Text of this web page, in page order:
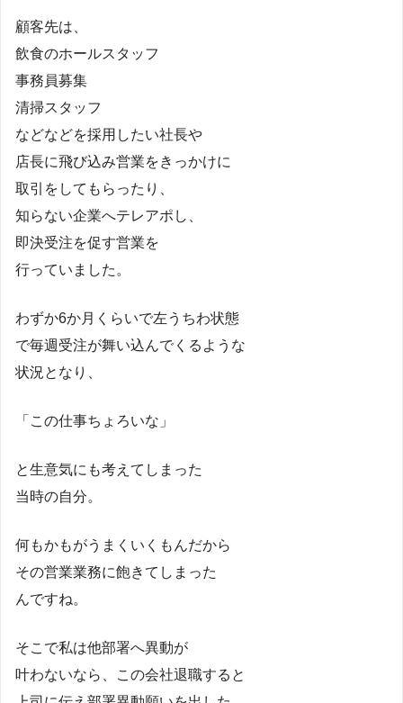
顧客先は、
飲食のホールスタッフ
事務員募集
清掃スタッフ
などなどを採用したい社長や
店長に飛び込み営業をきっかけに
取引をしてもらったり、
知らない企業へテレアポし、
即決受注を促す営業を
行っていました。
わずか6か月くらいで左うちわ状態
で毎週受注が舞い込んでくるような
状況となり、
「この仕事ちょろいな」
と生意気にも考えてしまった
当時の自分。
何もかもがうまくいくもんだから
その営業業務に飽きてしまった
んですね。
そこで私は他部署へ異動が
叶わないなら、この会社退職すると